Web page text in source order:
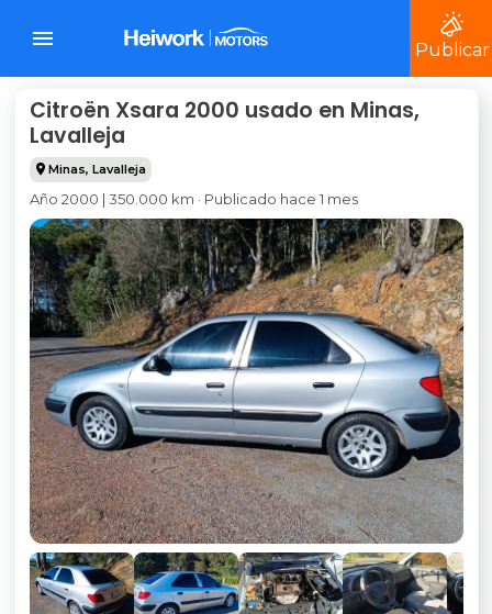
Publicar
Citroën Xsara 2000 usado en Minas,
Lavalleja
Minas, Lavalleja
Año 2000 | 350.000 km · Publicado hace 1 mes